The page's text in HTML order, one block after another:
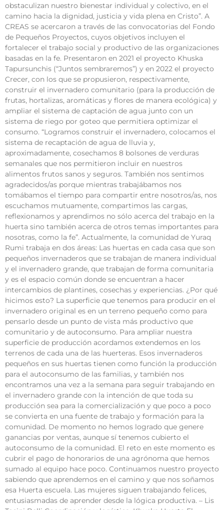
obstaculizan nuestro bienestar individual y colectivo, en el
camino hacia la dignidad, justicia y vida plena en Cristo”. A
CREAS se acercaron a través de las convocatorias del Fondo
de Pequeños Proyectos, cuyos objetivos incluyen el
fortalecer el trabajo social y productivo de las organizaciones
basadas en la fe. Presentaron en 2021 el proyecto Khuska
Tapursunchis (“Juntos sembraremos”) y en 2022 el proyecto
Crecer, con los que se propusieron, respectivamente,
construir el invernadero comunitario (para la producción de
frutas, hortalizas, aromáticas y flores de manera ecológica) y
ampliar el sistema de captación de agua junto con un
sistema de riego por goteo que permitiera optimizar el
consumo. “Logramos construir el invernadero, colocamos el
sistema de recaptación de agua de lluvia y,
aproximadamente, cosechamos 8 bolsones de verduras
semanales que nos permitieron incluir en nuestros
alimentos frutos sanos y seguros. También nos sentimos
agradecidos/as porque mientras trabajábamos nos
tomábamos el tiempo para compartir entre nosotros/as, nos
escuchamos mutuamente, compartimos las cargas,
reflexionamos y aprendimos no sólo acerca del trabajo en la
huerta sino también acerca de otros temas importantes para
nosotras, como la fe”. Actualmente, la comunidad de Yuraq
Rumi trabaja en dos áreas: Las huertas en cada casa que son
pequeños invernaderos que se trabajan de manera individual
y el invernadero grande, que trabajan de forma comunitaria
y es el espacio común donde se encuentran a hacer
intercambios de plantines, cosechas y experiencias. ¿Por qué
hicimos esto? La superficie que tenemos para producir en el
invernadero original es en un terreno pequeño como para
pensarlo desde un punto de vista más productivo que
comunitario y de autoconsumo. Para ampliar nuestra
superficie de producción acordamos extendemos en los
terrenos de cada una de las huerteras. Esos invernaderos
pequeños en sus huertas tienen como función la producción
para el autoconsumo de las familias, y también nos
encontramos una vez a la semana para seguir trabajando en
el invernadero grande con la intención de que toda su
producción sea para la comercialización y que poco a poco
se convierta en una fuente de trabajo y formación para la
comunidad. De momento no hemos logrado que genere
ganancias por ventas, aunque sí tenemos cubierto el
autoconsumo de la comunidad. El reto en este momento es
cubrir el pago de honorarios de una agrónoma que hemos
sumado al equipo hace poco. Continuamos nuestro proyecto
sabiendo que aprendemos en el camino y que nos soñamos
esa Huerta escuela. Las mujeres siguen trabajando felices,
entusiasmadas de aprender desde la lógica productiva. – Lis